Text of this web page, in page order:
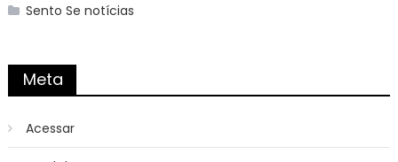
Sento Se notícias
Meta
Acessar